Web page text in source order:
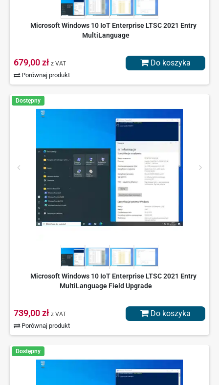
Microsoft Windows 10 IoT Enterprise LTSC 2021 Entry
MultiLanguage
679,00 zł z VAT
Porównaj produkt
Do koszyka
Dostępny
Microsoft Windows 10 IoT Enterprise LTSC 2021 Entry
MultiLanguage Field Upgrade
739,00 zł z VAT
Porównaj produkt
Do koszyka
Dostępny